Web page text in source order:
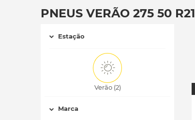
PNEUS VERÃO 275 50 R21
Estação
Verão (2)
Marca